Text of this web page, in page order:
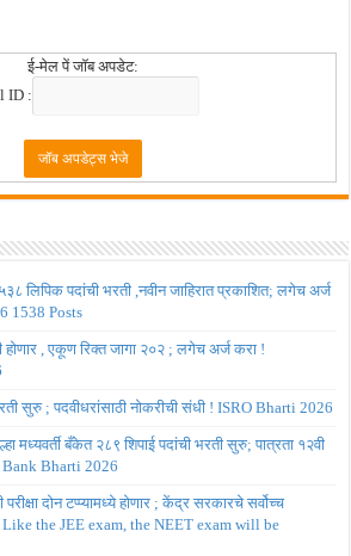
ई-मेल पें जॉब अपडेट:
ID :
लिपिक पदांची भरती ,नवीन जाहिरात प्रकाशित; लगेच अर्ज
1538 Posts
होणार , एकूण रिक्त जागा २०२ ; लगेच अर्ज करा !
सुरु ; पदवीधरांसाठी नोकरीची संधी ! ISRO Bharti 2026
मध्यवर्ती बँकेत २८९ शिपाई पदांची भरती सुरु; पात्रता १२वी
Bank Bharti 2026
दोन टप्प्यामध्ये होणार ; केंद्र सरकारचे सर्वोच्च
! Like the JEE exam, the NEET exam will be